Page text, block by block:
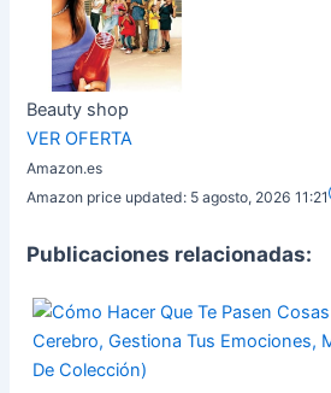
Beauty shop
VER OFERTA
Amazon.es
Amazon price updated: 5 agosto, 2026 11:21
Publicaciones relacionadas: